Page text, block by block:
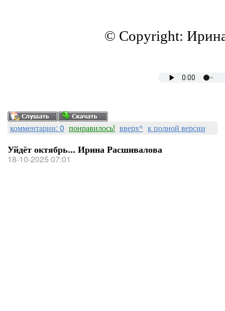
© Copyright:
комментарии: 0 понравилось! вверх^ к полной версии
Уйдёт октябрь... Ирина Расшивалова
18-10-2025 07:01